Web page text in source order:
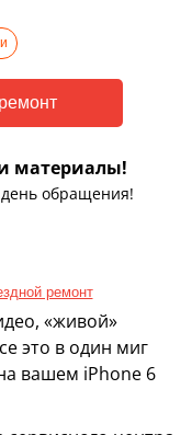
материалы!
обращения!
ремонт
«живой»
это в один миг
вашем iPhone 6